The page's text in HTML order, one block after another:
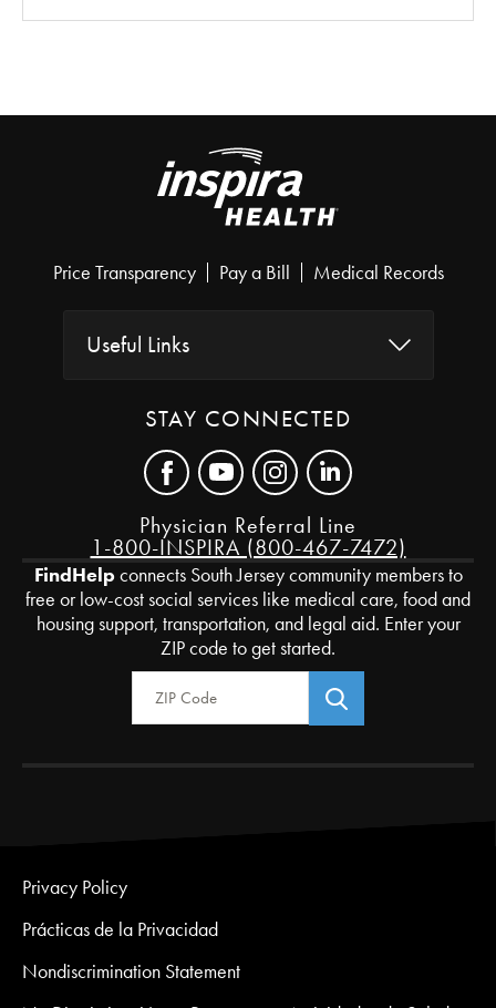
Price Transparency Pay a Bill Medical Records
Useful Links
STAY CONNECTED
Physician Referral Line
1-800-INSPIRA (800-467-7472)
FindHelpconnects South Jersey community members to
free or low-cost social services like medical care, food and
housing support, transportation, and legal aid. Enter your
ZIP code to get started.
Zip Code
Privacy Policy
Prácticas de la Privacidad
Nondiscrimination Statement